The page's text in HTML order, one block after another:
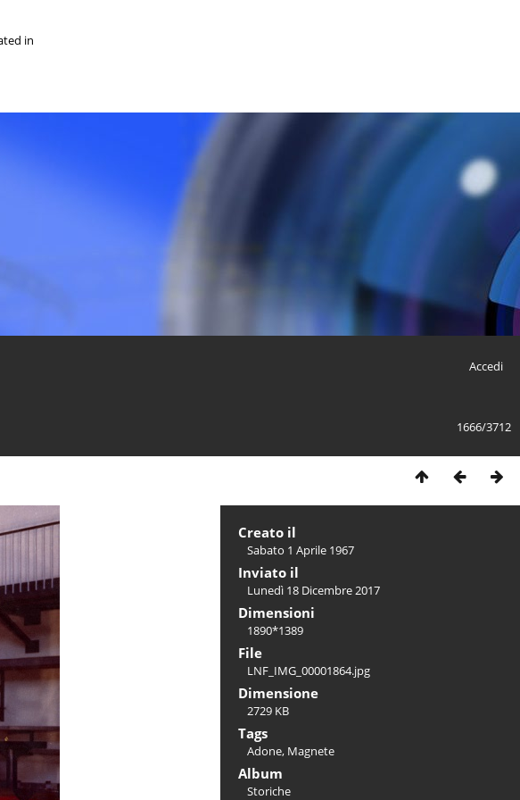
in
Accedi
1666/3712
Creato il
Sabato 1 Aprile 1967
Inviato il
Lunedì 18 Dicembre 2017
Dimensioni
1890*1389
File
LNF_IMG_00001864.jpg
Dimensione
2729 KB
Tags
Adone, Magnete
Album
Storiche